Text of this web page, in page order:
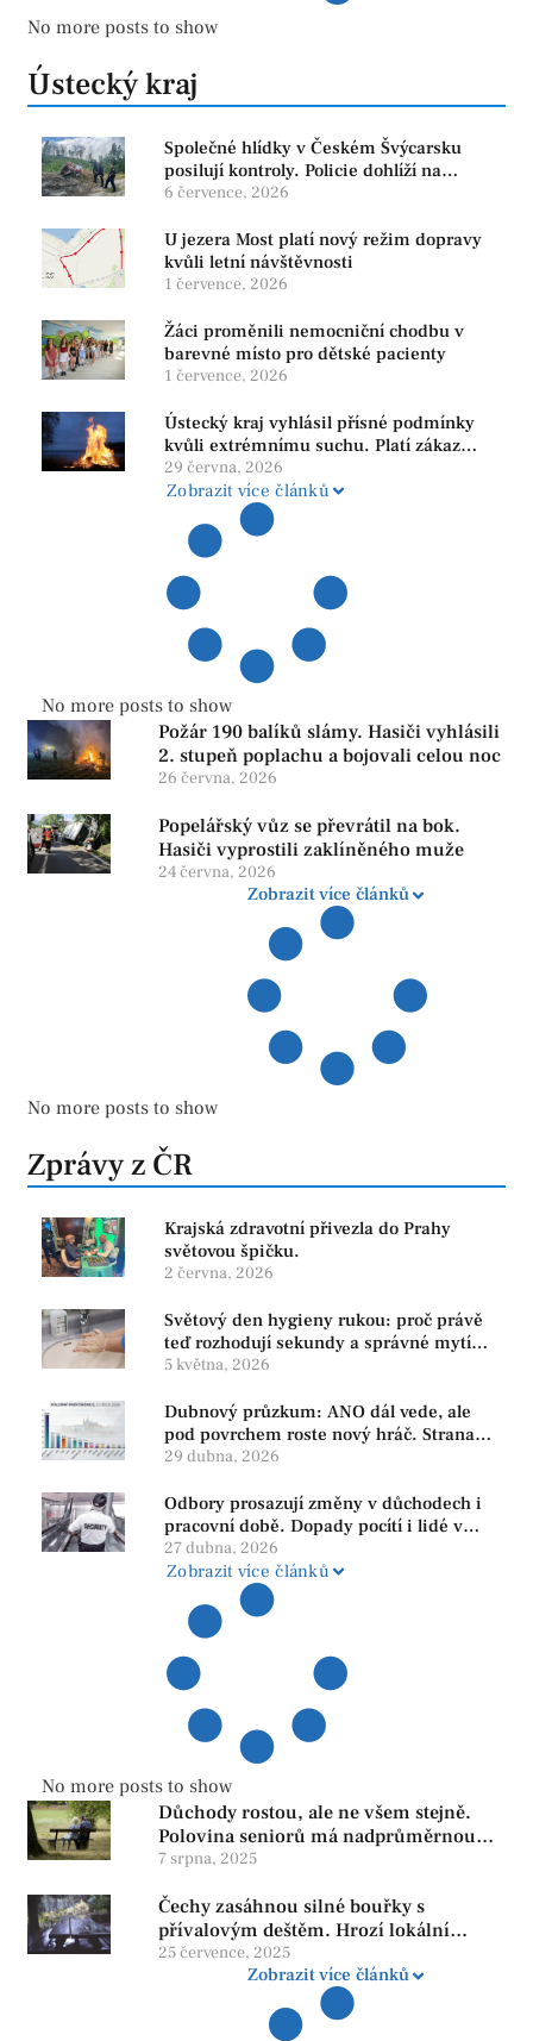
No more posts to show
Ústecký kraj
Společné hlídky v Českém Švýcarsku
posilují kontroly. Policie dohlíží na
bezpečnost i ochranu přírody
6 července, 2026
U jezera Most platí nový režim dopravy
kvůli letní návštěvnosti
1 července, 2026
Žáci proměnili nemocniční chodbu v
barevné místo pro dětské pacienty
1 července, 2026
Ústecký kraj vyhlásil přísné podmínky
kvůli extrémnímu suchu. Platí zákaz
ohňů i pyrotechniky
29 června, 2026
Zobrazit více článků
No more posts to show
Požár 190 balíků slámy. Hasiči vyhlásili
2. stupeň poplachu a bojovali celou noc
26 června, 2026
Popelářský vůz se převrátil na bok.
Hasiči vyprostili zaklíněného muže
24 června, 2026
Zobrazit více článků
No more posts to show
Zprávy z ČR
Krajská zdravotní přivezla do Prahy
světovou špičku.
2 června, 2026
Světový den hygieny rukou: proč právě
teď rozhodují sekundy a správné mytí
rukou
5 května, 2026
Dubnový průzkum: ANO dál vede, ale
pod povrchem roste nový hráč. Strana
PRO se drží nejvýš mezi menšími
29 dubna, 2026
Odbory prosazují změny v důchodech i
pracovní době. Dopady pocítí i lidé v
našem regionu
27 dubna, 2026
Zobrazit více článků
No more posts to show
Důchody rostou, ale ne všem stejně.
Polovina seniorů má nadprůměrnou
penzi, tisíce však žijí pod hranicí
reformy
7 srpna, 2025
Čechy zasáhnou silné bouřky s
přívalovým deštěm. Hrozí lokální
zatopení
25 července, 2025
Zobrazit více článků